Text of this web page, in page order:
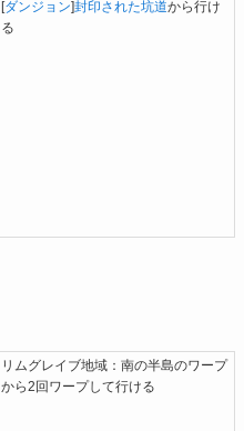
[ダンジョン]封印された坑道から行け
る
リムグレイブ地域：南の半島のワープ
から2回ワープして行ける